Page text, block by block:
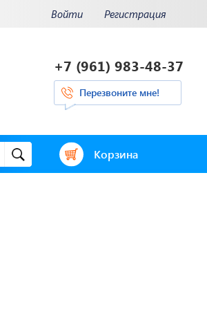
Войти Регистрация
+7 (961) 983-48-37
Перезвоните мне!
Корзина